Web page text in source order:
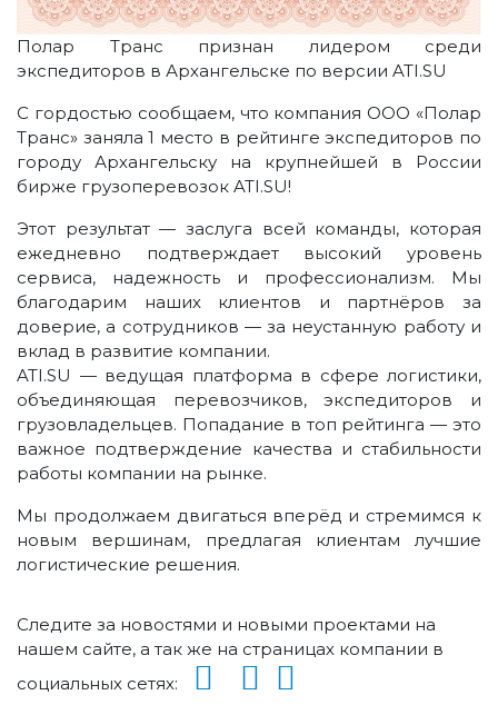
Полар Транс признан лидером среди
экспедиторов в Архангельске по версии ATI.SU
С гордостью сообщаем, что компания ООО «Полар
Транс» заняла 1 место в рейтинге экспедиторов по
городу Архангельску на крупнейшей в России
бирже грузоперевозок ATI.SU!
Этот результат — заслуга всей команды, которая
ежедневно подтверждает высокий уровень
сервиса, надежность и профессионализм. Мы
благодарим наших клиентов и партнёров за
доверие, а сотрудников — за неустанную работу и
вклад в развитие компании.
ATI.SU — ведущая платформа в сфере логистики,
объединяющая перевозчиков, экспедиторов и
грузовладельцев. Попадание в топ рейтинга — это
важное подтверждение качества и стабильности
работы компании на рынке.
Мы продолжаем двигаться вперёд и стремимся к
новым вершинам, предлагая клиентам лучшие
логистические решения.
Следите за новостями и новыми проектами на
нашем сайте, а так же на страницах компании в
социальных сетях: